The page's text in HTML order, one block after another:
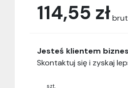
114,55 zł
szt.
Jesteś klientem
Skontaktuj się i zyskaj